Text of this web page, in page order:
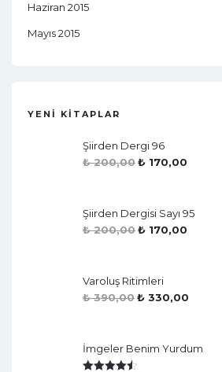
Haziran 2015
Mayıs 2015
YENI KITAPLAR
Şiirden Dergi 96
₺200,00₺ 170,00
Şiirden Dergisi Sayı 95
₺200,00₺ 170,00
Varoluş Ritimleri
₺390,00₺ 330,00
İmgeler Benim Yurdum